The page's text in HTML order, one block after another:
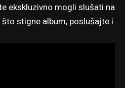
ekskluzivno mogli slušati na
što stigne album, poslušajte i